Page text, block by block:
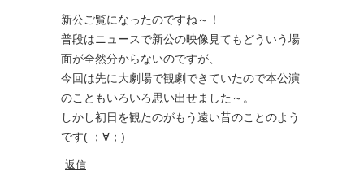
新公ご覧になったのですね～！
普段はニュースで新公の映像見てもどういう場
面が全然分からないのですが、
今回は先に大劇場で観劇できていたので本公演
のこともいろいろ思い出せました～。
しかし初日を観たのがもう遠い昔のことのよう
です( ；∀；)
返信